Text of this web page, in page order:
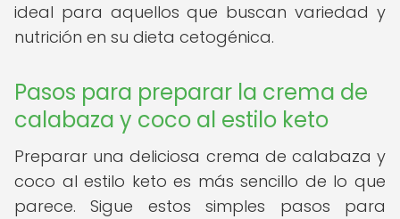
ideal para aquellos que buscan variedad y
nutrición en su dieta cetogénica.
Pasos para preparar la crema de
calabaza y coco al estilo keto
Preparar una deliciosa crema de calabaza y
coco al estilo keto es más sencillo de lo que
parece. Sigue estos simples pasos para